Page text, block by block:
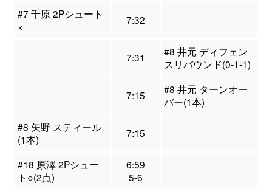
#7 千原 2Pシュート
×
7:32
7:31
#8 井元 ディフェン
スリバウンド(0-1-1)
7:15
#8 井元 ターンオー
バー(1本)
#8 矢野 スティール
(1本)
7:15
#18 原澤 2Pシュー
ト○(2点)
6:59
5-6